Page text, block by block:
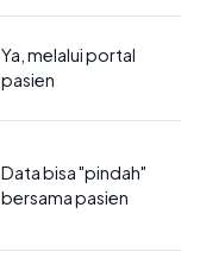
Ya, melalui portal
pasien
Data bisa "pindah"
bersama pasien